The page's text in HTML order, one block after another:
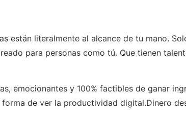
están literalmente al alcance de tu mano.
para personas como tú. Que tienen
emocionantes y 100% factibles de ganar
de ver la productividad digital.Dinero